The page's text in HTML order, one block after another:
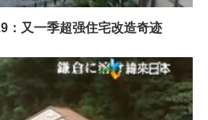
：又一季超强住宅改造奇迹